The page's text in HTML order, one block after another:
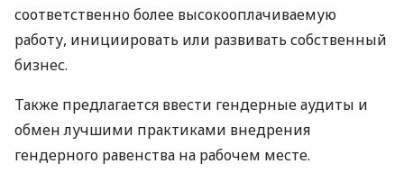
соответственно более высокооплачиваемую
работу, инициировать или развивать собственный
бизнес.
Также предлагается ввести гендерные аудиты и
обмен лучшими практиками внедрения
гендерного равенства на рабочем месте.